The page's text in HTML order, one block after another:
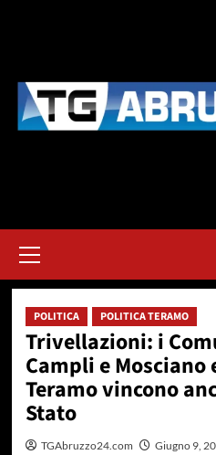
principale
POLITICA POLITICA TERAMO
Trivellazioni: i
Campli e
Teramo vincono
Stato
TGAbruzzo24.com Giugno 9,